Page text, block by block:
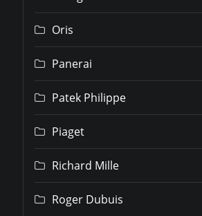
Oris
Panerai
Patek Philippe
Piaget
Richard Mille
Roger Dubuis